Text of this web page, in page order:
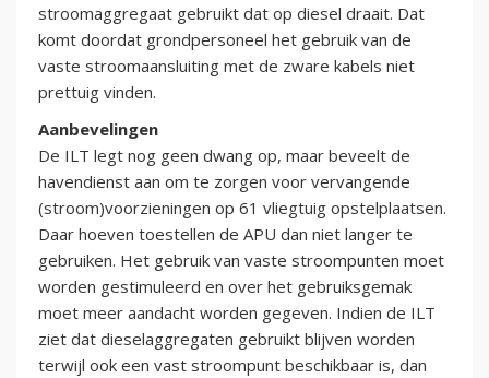
stroomaggregaat gebruikt dat op diesel draait. Dat
komt doordat grondpersoneel het gebruik van de
vaste stroomaansluiting met de zware kabels niet
prettuig vinden.
Aanbevelingen
De ILT legt nog geen dwang op, maar beveelt de
havendienst aan om te zorgen voor vervangende
(stroom)voorzieningen op 61 vliegtuig opstelplaatsen.
Daar hoeven toestellen de APU dan niet langer te
gebruiken. Het gebruik van vaste stroompunten moet
worden gestimuleerd en over het gebruiksgemak
moet meer aandacht worden gegeven. Indien de ILT
ziet dat dieselaggregaten gebruikt blijven worden
terwijl ook een vast stroompunt beschikbaar is, dan